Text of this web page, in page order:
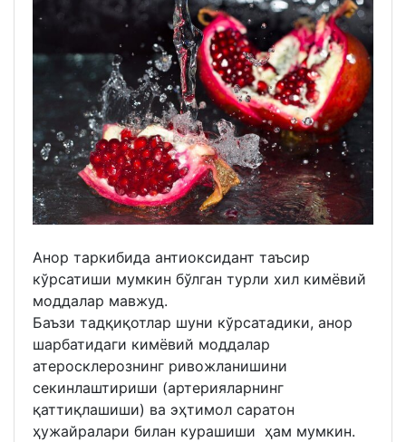
Анор таркибида антиоксидант таъсир
кўрсатиши мумкин бўлган турли хил кимёвий
моддалар мавжуд.
Баъзи тадқиқотлар шуни кўрсатадики, анор
шарбатидаги кимёвий моддалар
атеросклерознинг ривожланишини
секинлаштириши (артерияларнинг
қаттиқлашиши) ва эҳтимол саратон
ҳужайралари билан курашиши ҳам мумкин.